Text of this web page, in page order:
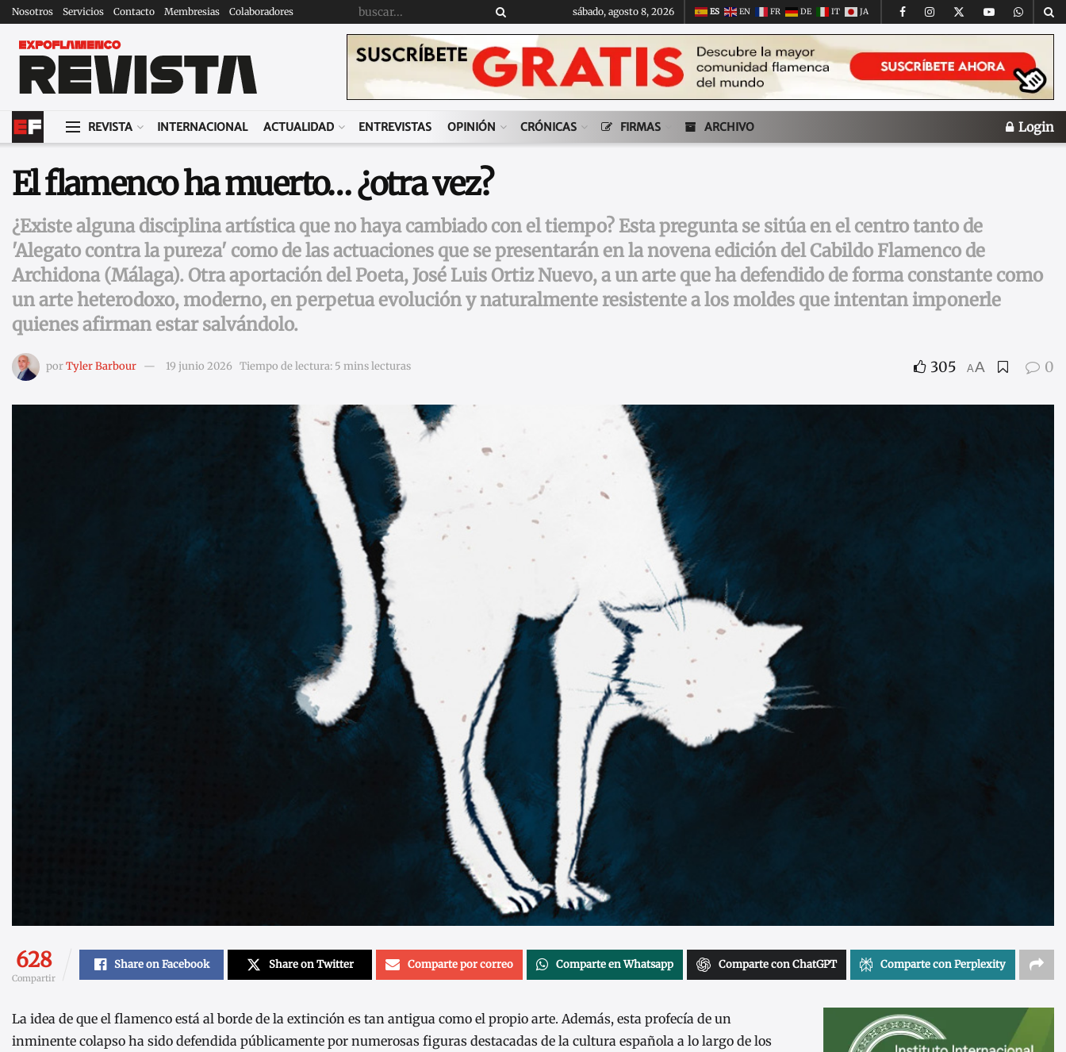
Nosotros Servicios Contacto Membresias Colaboradores sábado, agosto 8, 2026 ES EN FR DE IT JA
REVISTA INTERNACIONAL ACTUALIDAD ENTREVISTAS OPINIÓN CRÓNICAS FIRMAS ARCHIVO Login
El flamenco ha muerto… ¿otra vez?
¿Existe alguna disciplina artística que no haya cambiado con el tiempo? Esta pregunta se sitúa en el centro tanto de
'Alegato contra la pureza' como de las actuaciones que se presentarán en la novena edición del Cabildo Flamenco de
Archidona (Málaga). Otra aportación del Poeta, José Luis Ortiz Nuevo, a un arte que ha defendido de forma constante como
un arte heterodoxo, moderno, en perpetua evolución y naturalmente resistente a los moldes que intentan imponerle
quienes afirman estar salvándolo.
porTyler Barbour 19 junio 2026 Tiempo de lectura: 5 mins lecturas 305 AA 0
628
Compartir
Share on Facebook Share on Twitter Comparte por correo Comparte en Whatsapp Comparte con ChatGPT Comparte con Perplexity
La idea de que el flamenco está al borde de la extinción es tan antigua como el propio arte. Además, esta profecía de un
inminente colapso ha sido defendida públicamente por numerosas figuras destacadas de la cultura española a lo largo de los